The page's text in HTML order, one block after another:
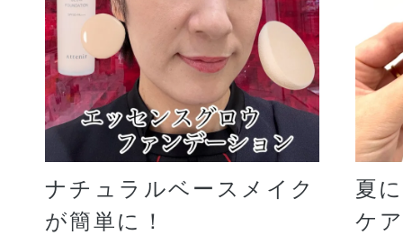
ギフト
ご利用ガイド
よくあるご質問
ナチュラルベースメイク
が簡単に！
夏
ケ